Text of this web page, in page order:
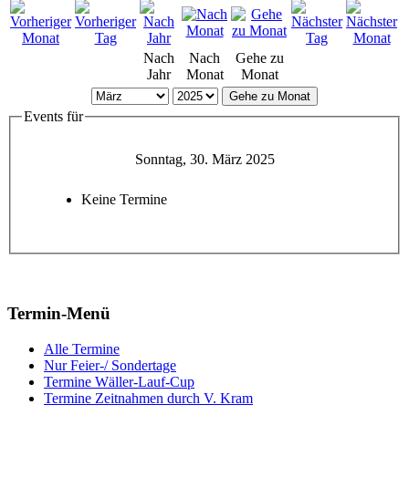
Nach
Jahr
Nach
Monat
Gehe zu
Monat
Gehe zu Monat
Events für
Sonntag, 30. März 2025
Keine Termine
Termin-Menü
Alle Termine
Nur Feier-/ Sondertage
Termine Wäller-Lauf-Cup
Termine Zeitnahmen durch V. Kram